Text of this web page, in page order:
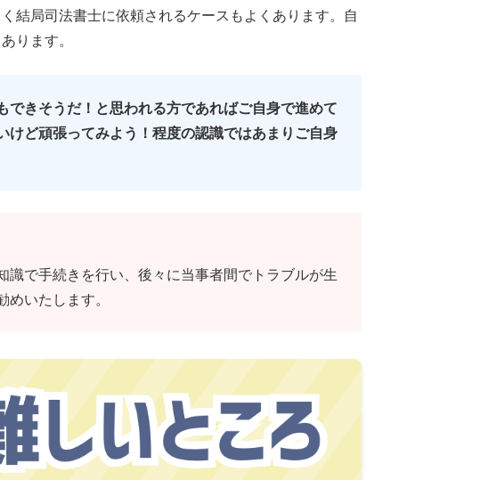
合は？〉
〉
結局司法書士に依頼されるケースもよくあります。自
ります。
できそうだ！と思われる方であればご自身で進めて
けど頑張ってみよう！程度の認識ではあまりご自身
で手続きを行い、後々に当事者間でトラブルが生
いたします。